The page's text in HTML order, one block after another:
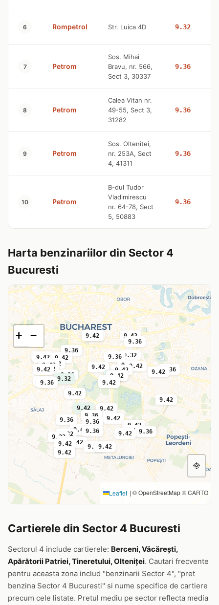
6 Rompetrol Str. Luica 4D 9.32
7 Petrom
Sos. Mihai
Bravu, nr. 566,
Sect 3, 30337
9.36
8 Petrom
Calea Vitan nr.
49-55, Sect 3,
31282
9.36
9 Petrom
Sos. Oltenitei,
nr. 253A, Sect
4, 41311
9.36
10 Petrom
B-dul Tudor
Vladimirescu
nr. 64-78, Sect
5, 50883
9.36
Harta benzinariilor din Sector 4
Bucuresti
9.32
9.32
9.32
9.329.32
9.32
9.36
9.36
9.36
9.36
9.36
9.36
9.36
9.36
9.36
9.36
9.36
9.36
9.36
9.36
9.36
9.36
9.42
9.42
9.42
9.42
9.42
9.42
9.42
9.42
9.42
9.42
9.42
9.42
9.42
9.42
9.42
9.42
9.42
9.42
9.42
9.42
9.42
9.42
9.42
9.42 9.42
9.42
9.42
9.429.42
9.42
9.36
+ −
Leaflet | © OpenStreetMap © CARTO
Cartierele din Sector 4 Bucuresti
Sectorul 4 include cartierele: Berceni, Văcărești,
Apărătorii Patriei, Tineretului, Olteniței. Cautari frecvente
pentru aceasta zona includ "benzinarii Sector 4", "pret
benzina Sector 4 Bucuresti" si nume specifice de cartiere
precum cele listate. Pretul mediu pe sector reflecta media